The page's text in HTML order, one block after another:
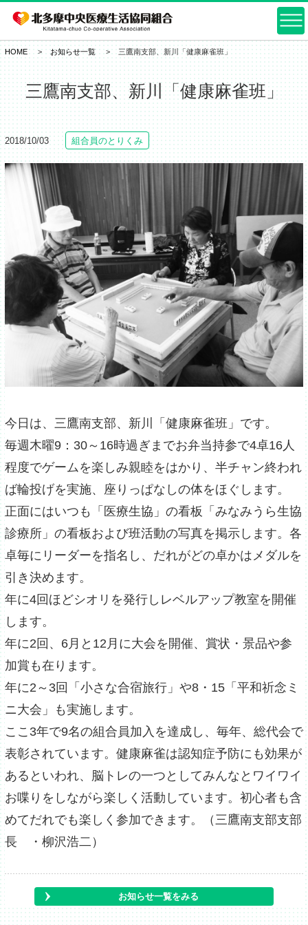
HOME お知らせ一覧 三鷹南支部、新川「健康麻雀班」
三鷹南支部、新川「健康麻雀班」
2018/10/03 組合員のとりくみ
今日は、三鷹南支部、新川「健康麻雀班」です。
毎週木曜9：30～16時過ぎまでお弁当持参で4卓16人
程度でゲームを楽しみ親睦をはかり、半チャン終われ
ば輪投げを実施、座りっぱなしの体をほぐします。
正面にはいつも「医療生協」の看板「みなみうら生協
診療所」の看板および班活動の写真を掲示します。各
卓毎にリーダーを指名し、だれがどの卓かはメダルを
引き決めます。
年に4回ほどシオリを発行しレベルアップ教室を開催
します。
年に2回、6月と12月に大会を開催、賞状・景品や参
加賞も在ります。
年に2～3回「小さな合宿旅行」や8・15「平和祈念ミ
ニ大会」も実施します。
ここ3年で9名の組合員加入を達成し、毎年、総代会で
表彰されています。健康麻雀は認知症予防にも効果が
あるといわれ、脳トレの一つとしてみんなとワイワイ
お喋りをしながら楽しく活動しています。初心者も含
めてだれでも楽しく参加できます。（三鷹南支部支部
長 ・柳沢浩二）
お知らせ一覧をみる